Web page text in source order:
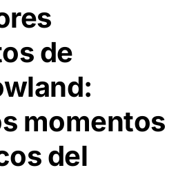
de
momentos
del